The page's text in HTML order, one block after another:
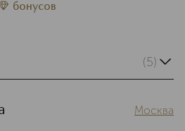
бонусов
(5)
Москва